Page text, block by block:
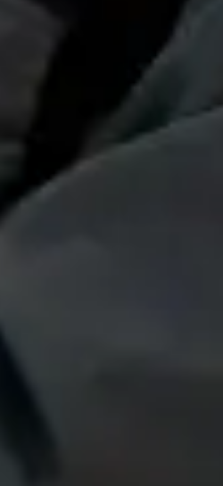
wir es trotzdem täglich:
– dann wird das euer